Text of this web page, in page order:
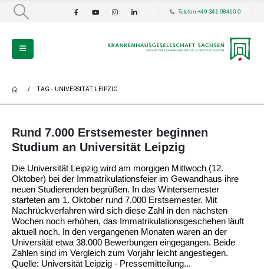
Telefon +49 341 98410-0
TAG - UNIVERSITÄT LEIPZIG
Rund 7.000 Erstsemester beginnen
Studium an Universität Leipzig
Die Universität Leipzig wird am morgigen Mittwoch (12.
Oktober) bei der Immatrikulationsfeier im Gewandhaus ihre
neuen Studierenden begrüßen. In das Wintersemester
starteten am 1. Oktober rund 7.000 Erstsemester. Mit
Nachrückverfahren wird sich diese Zahl in den nächsten
Wochen noch erhöhen, das Immatrikulationsgeschehen läuft
aktuell noch. In den vergangenen Monaten waren an der
Universität etwa 38.000 Bewerbungen eingegangen. Beide
Zahlen sind im Vergleich zum Vorjahr leicht angestiegen.
Quelle: Universität Leipzig - Pressemitteilung...